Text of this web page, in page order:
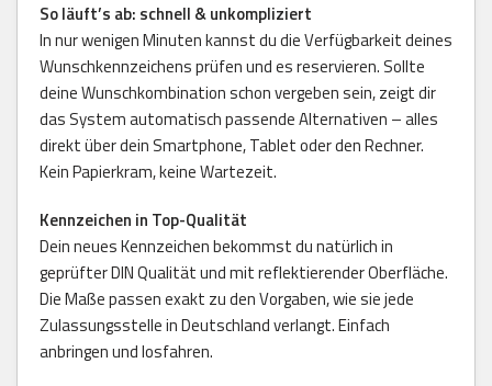
So läuft’s ab: schnell & unkompliziert
In nur wenigen Minuten kannst du die Verfügbarkeit deines
Wunschkennzeichens prüfen und es reservieren. Sollte
deine Wunschkombination schon vergeben sein, zeigt dir
das System automatisch passende Alternativen – alles
direkt über dein Smartphone, Tablet oder den Rechner.
Kein Papierkram, keine Wartezeit.
Kennzeichen in Top-Qualität
Dein neues Kennzeichen bekommst du natürlich in
geprüfter DIN Qualität und mit reflektierender Oberfläche.
Die Maße passen exakt zu den Vorgaben, wie sie jede
Zulassungsstelle in Deutschland verlangt. Einfach
anbringen und losfahren.